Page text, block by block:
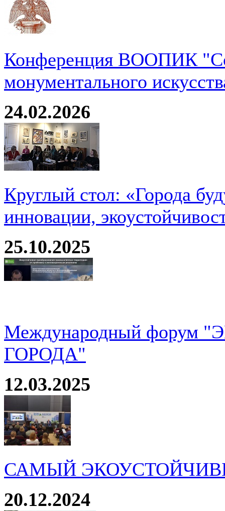
Конференция ВООПИК
монументального
24.02.2026
Круглый стол: «Города
инновации,
25.10.2025
Международный
ГОРОДА"
12.03.2025
САМЫЙ
20.12.2024